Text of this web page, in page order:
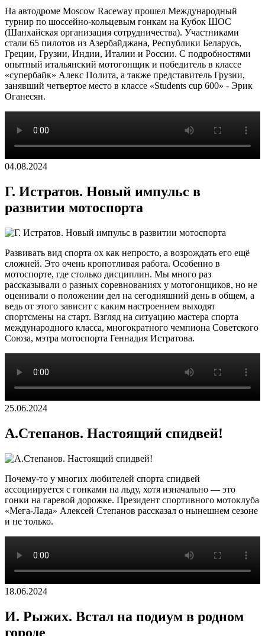
На автодроме Moscow Raceway прошел Международный
турнир по шоссейно-кольцевым гонкам на Кубок ШОС
(Шанхайская организация сотрудничества). Участниками
стали 65 пилотов из Азербайджана, Республики Беларусь,
Греции, Грузии, Индии, Италии и России. С подробностями
опытный итальянский мотогонщик и победитель в классе
«супербайк» Алекс Полита, а также представитель Грузии,
занявший четвертое место в классе «Students cup 600» - Эрик
Оганесян.
04.08.2024
Г. Истратов. Новый импульс в
развитии мотоспорта
Развивать вид спорта ох как непросто, а возрождать его ещё
сложней. Это очень кропотливая работа. Особенно в
мотоспорте, где столько дисциплин. Мы много раз
рассказывали о разных соревнованиях у мотогонщиков, но не
оценивали о положении дел на сегодняшний день в общем, а
ведь от этого зависит с каким настроением выходят
спортсмены на старт. Взгляд на ситуацию мастера спорта
международного класса, многократного чемпиона Советского
Союза, мэтра мотоспорта Геннадия Истратова.
25.06.2024
А.Степанов. Настоящий спидвей!
Почему-то у многих любителей спорта спидвей
ассоциируется с гонками на льду, хотя изначально — это
гонки на гаревой дорожке. Президент спортивного мотоклуба
«Мега-Лада» Алексей Степанов рассказал о нынешнем сезоне
и не только.
18.06.2024
И. Рыжих. Встал на подиум в родном
городе